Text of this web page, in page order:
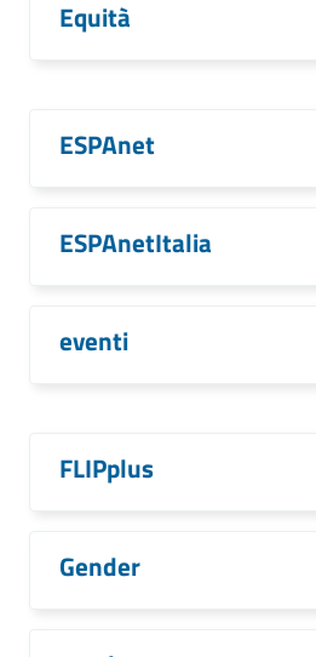
Equità
ESPAnet
ESPAnetItalia
eventi
FLIPplus
Gender